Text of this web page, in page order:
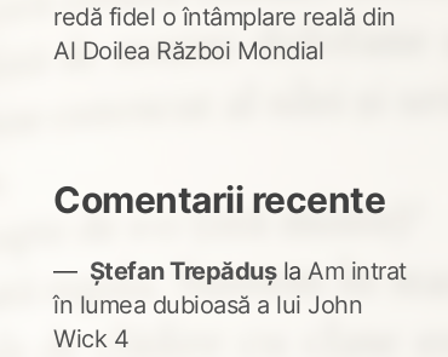
redă fidel o întâmplare reală din
Al Doilea Război Mondial
Comentarii recente
Ștefan Trepădușla Am intrat
în lumea dubioasă a lui John
Wick 4